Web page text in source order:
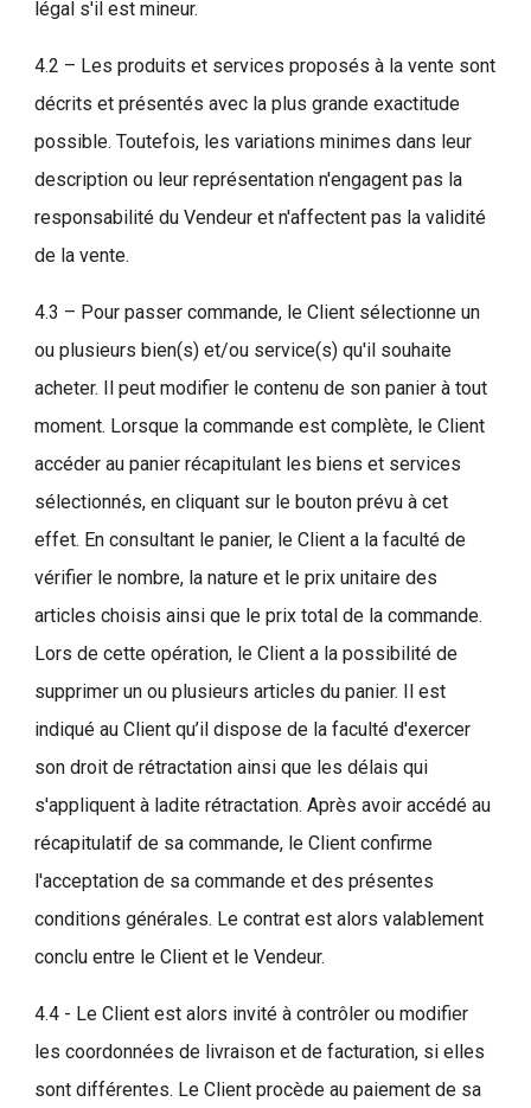
légal s'il est mineur.
4.2 – Les produits et services proposés à la vente sont
décrits et présentés avec la plus grande exactitude
possible. Toutefois, les variations minimes dans leur
description ou leur représentation n'engagent pas la
responsabilité du Vendeur et n'affectent pas la validité
de la vente.
4.3 – Pour passer commande, le Client sélectionne un
ou plusieurs bien(s) et/ou service(s) qu'il souhaite
acheter. Il peut modifier le contenu de son panier à tout
moment. Lorsque la commande est complète, le Client
accéder au panier récapitulant les biens et services
sélectionnés, en cliquant sur le bouton prévu à cet
effet. En consultant le panier, le Client a la faculté de
vérifier le nombre, la nature et le prix unitaire des
articles choisis ainsi que le prix total de la commande.
Lors de cette opération, le Client a la possibilité de
supprimer un ou plusieurs articles du panier. Il est
indiqué au Client qu’il dispose de la faculté d'exercer
son droit de rétractation ainsi que les délais qui
s'appliquent à ladite rétractation. Après avoir accédé au
récapitulatif de sa commande, le Client confirme
l'acceptation de sa commande et des présentes
conditions générales. Le contrat est alors valablement
conclu entre le Client et le Vendeur.
4.4 - Le Client est alors invité à contrôler ou modifier
les coordonnées de livraison et de facturation, si elles
sont différentes. Le Client procède au paiement de sa